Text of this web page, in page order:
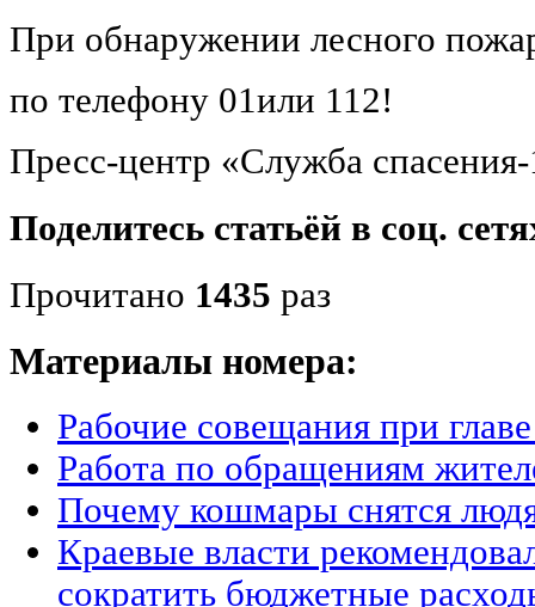
При обнаружении лесного
по телефону 01или 112!
Пресс-центр «Служба
Поделитесь статьёй в соц.
Прочитано 1435 раз
Материалы номера:
Рабочие совещания при
Работа по обращениям
Почему кошмары снятся
Краевые власти
сократить бюджетные